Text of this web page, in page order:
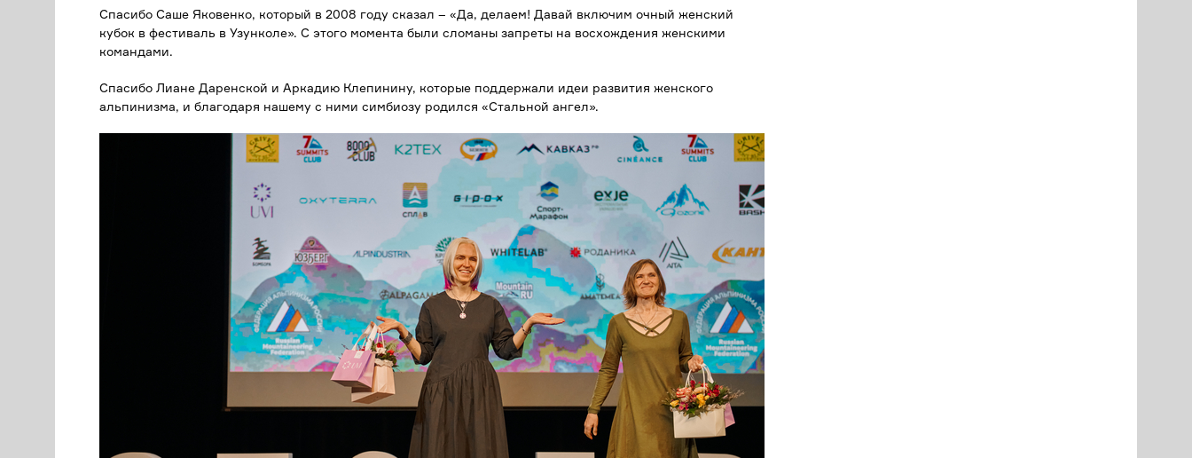
Спасибо Саше Яковенко, который в 2008 году сказал – «Да, делаем! Давай включим очный женский
кубок в фестиваль в Узунколе». С этого момента были сломаны запреты на восхождения женскими
командами.
Спасибо Лиане Даренской и Аркадию Клепинину, которые поддержали идеи развития женского
альпинизма, и благодаря нашему с ними симбиозу родился «Стальной ангел».